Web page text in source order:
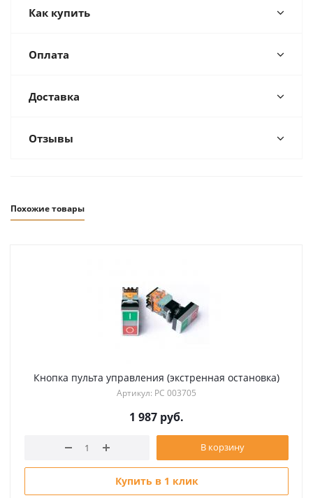
Как купить
Оплата
Доставка
Отзывы
Похожие товары
Кнопка пульта управления (экстренная остановка)
Артикул: РС 003705
1 987 руб.
В корзину
Купить в 1 клик